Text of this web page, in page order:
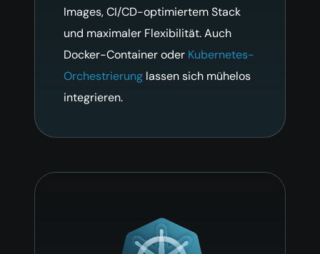
Images, CI/CD-optimiertem Stack
und maximaler Flexibilität. Auch
Docker-Container oder Kubernetes-
Orchestrierung lassen sich mühelos
integrieren.